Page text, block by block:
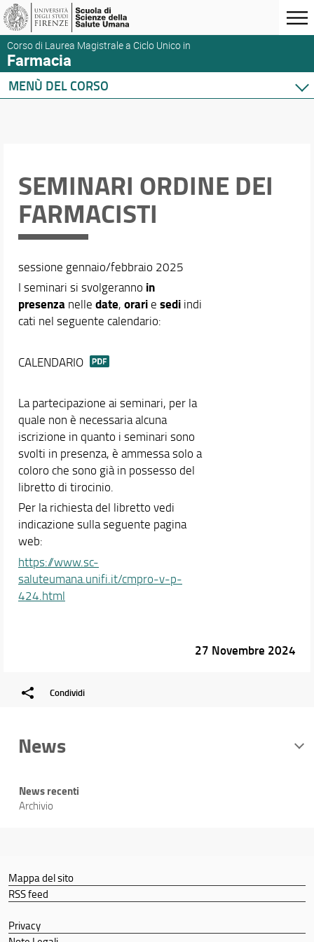
Corso di Laurea Magistrale a Ciclo Unico in
Farmacia
MENÙ DEL CORSO
Orario e calendari
SEMINARI ORDINE DEI
FARMACISTI
sessione gennaio/febbraio 2025
I seminari si svolgeranno in
presenzanelle date, orarie sediindi
cati nel seguente calendario:
CALENDARIO
La partecipazione ai seminari, per la
quale non è necessaria alcuna
iscrizione in quanto i seminari sono
svolti in presenza, è ammessa solo a
coloro che sono già in possesso del
libretto di tirocinio.
Per la richiesta del libretto vedi
indicazione sulla seguente pagina
web:
https://www.sc-
saluteumana.unifi.it/cmpro-v-p-
424.html
27 Novembre 2024
Condividi
News
News recenti
Archivio
Mappa del sito
RSS feed
Privacy